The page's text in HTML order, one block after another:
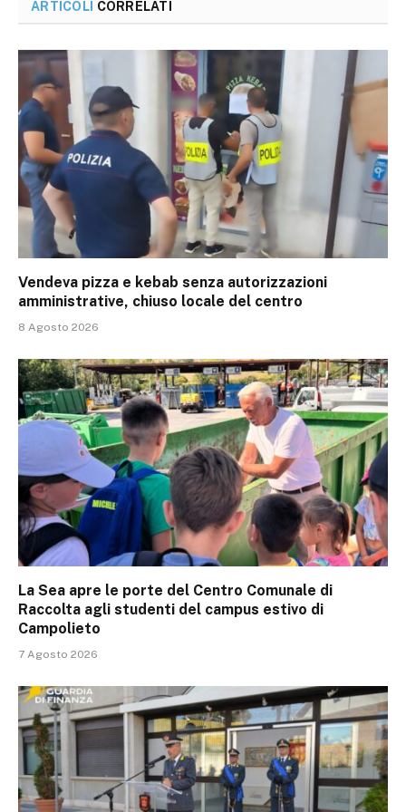
ARTICOLI CORRELATI
Vendeva pizza e kebab senza autorizzazioni
amministrative, chiuso locale del centro
8 Agosto 2026
La Sea apre le porte del Centro Comunale di
Raccolta agli studenti del campus estivo di
Campolieto
7 Agosto 2026